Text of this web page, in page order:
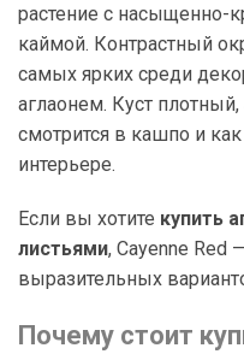
растение с насыщенно-
каймой. Контрастный
самых ярких среди
аглаонем. Куст
смотрится в кашпо и
интерьере.
Если вы хотите купить
листьями, Cayenne Red
выразительных
Почему стоит